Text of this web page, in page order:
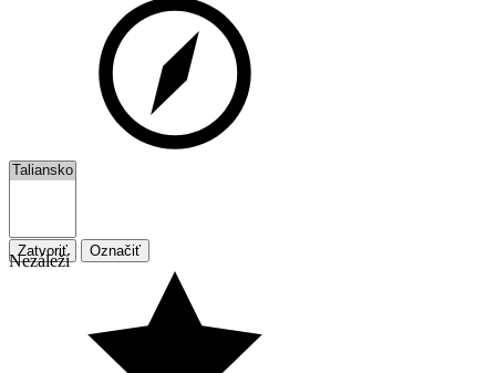
Zatvoriť Označiť
Nezáleží